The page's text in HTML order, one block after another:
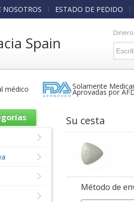
NOSOTROS ESTADO DE PEDIDO
Spain
Dinero:
médico Solamente
Aprovadas por
Su cesta
Método de